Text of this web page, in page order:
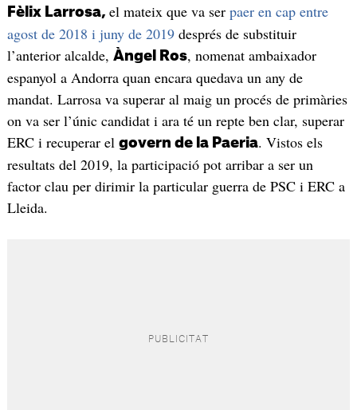
Fèlix Larrosa, el mateix que va ser paer en cap entre
agost de 2018 i juny de 2019 després de substituir
l’anterior alcalde, Àngel Ros, nomenat ambaixador
espanyol a Andorra quan encara quedava un any de
mandat. Larrosa va superar al maig un procés de primàries
on va ser l’únic candidat i ara té un repte ben clar, superar
ERC i recuperar el govern de la Paeria. Vistos els
resultats del 2019, la participació pot arribar a ser un
factor clau per dirimir la particular guerra de PSC i ERC a
Lleida.